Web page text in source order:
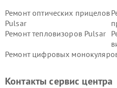
Ремонт оптических прицелов
Pulsar
Ремонт тепловизоров Pulsar
Ремонт цифровых
Контакты сервис центра